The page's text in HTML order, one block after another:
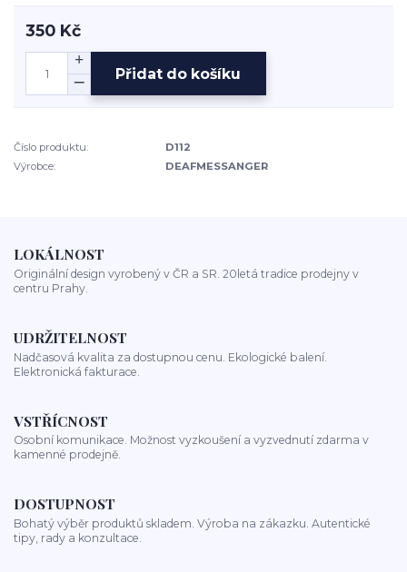
350 Kč
Přidat do košíku
Číslo produktu:
D112
Výrobce:
DEAFMESSANGER
LOKÁLNOST
Originální design vyrobený v ČR a SR. 20letá tradice prodejny v
centru Prahy.
UDRŽITELNOST
Nadčasová kvalita za dostupnou cenu. Ekologické balení.
Elektronická fakturace.
VSTŘÍCNOST
Osobní komunikace. Možnost vyzkoušení a vyzvednutí zdarma v
kamenné prodejně.
DOSTUPNOST
Bohatý výběr produktů skladem. Výroba na zákazku. Autentické
tipy, rady a konzultace.